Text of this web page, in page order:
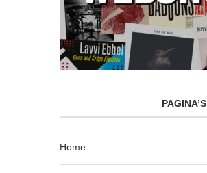
PAGINA’S
Home